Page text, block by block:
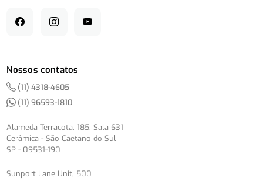
Nossos contatos
(11) 4318-4605
(11) 96593-1810
Alameda Terracota, 185, Sala 631
Cerâmica - São Caetano do Sul
SP - 09531-190
Sunport Lane Unit, 500